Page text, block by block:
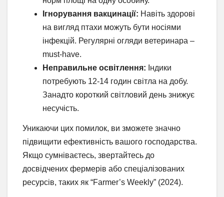
Ігнорування вакцинації: Навіть здорові
на вигляд птахи можуть бути носіями
інфекцій. Регулярні огляди ветеринара –
must-have.
Неправильне освітлення: Індики
потребують 12-14 годин світла на добу.
Занадто короткий світловий день знижує
несучість.
Уникаючи цих помилок, ви зможете значно
підвищити ефективність вашого господарства.
Якщо сумніваєтесь, звертайтесь до
досвідчених фермерів або спеціалізованих
ресурсів, таких як “Farmer’s Weekly” (2024).